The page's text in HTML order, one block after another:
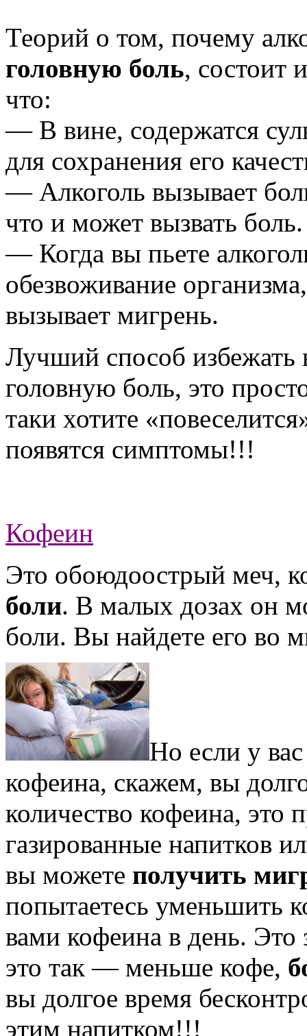
Теорий о том, почему
головную боль, состоит
что:
— В вине, содержатся
для сохранения его
— Алкоголь вызывает
что и может вызвать боль.
— Когда вы пьете
обезвоживание
вызывает мигрень.
Лучший способ избежать
головную боль, это
таки хотите
появятся симптомы!!!
Кофеин
Это обоюдоострый меч,
боли. В малых дозах он
боли. Вы найдете его во
Но если у
кофеина, скажем, вы
количество кофеина, это
газированные напитков
вы можете получить
попытаетесь уменьшить
вами кофеина в день. Это
это так — меньше кофе,
вы долгое время
этим напитком!!!